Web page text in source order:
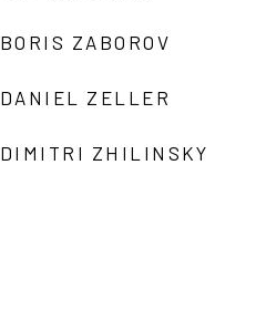
BORIS ZABOROV
DANIEL ZELLER
DIMITRI ZHILINSKY